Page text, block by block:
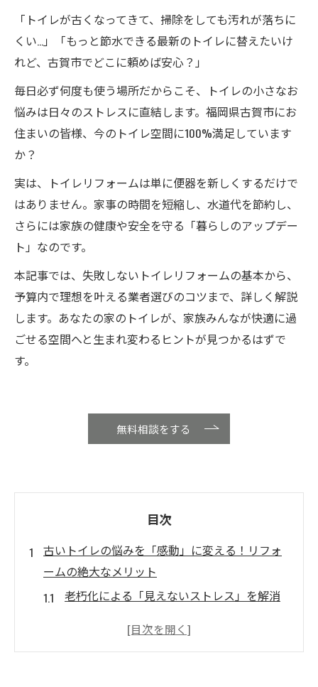
「トイレが古くなってきて、掃除をしても汚れが落ちに
くい…」「もっと節水できる最新のトイレに替えたいけ
れど、古賀市でどこに頼めば安心？」
毎日必ず何度も使う場所だからこそ、トイレの小さなお
悩みは日々のストレスに直結します。福岡県古賀市にお
住まいの皆様、今のトイレ空間に100%満足しています
か？
実は、トイレリフォームは単に便器を新しくするだけで
はありません。家事の時間を短縮し、水道代を節約し、
さらには家族の健康や安全を守る「暮らしのアップデー
ト」なのです。
本記事では、失敗しないトイレリフォームの基本から、
予算内で理想を叶える業者選びのコツまで、詳しく解説
します。あなたの家のトイレが、家族みんなが快適に過
ごせる空間へと生まれ変わるヒントが見つかるはずで
す。
無料相談をする
目次
古いトイレの悩みを「感動」に変える！リフォ
ームの絶大なメリット
老朽化による「見えないストレス」を解消
驚きの節水・節電効果で「家計にやさし